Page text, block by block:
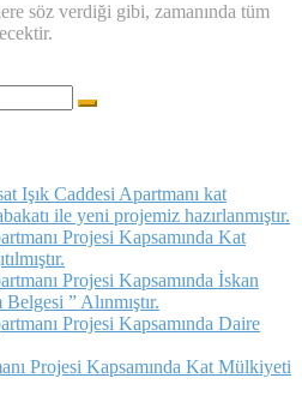
söz verdiği gibi, zamanında tüm
Işık Caddesi Apartmanı kat
ile yeni projemiz hazırlanmıştır.
Projesi Kapsamında Kat
Projesi Kapsamında İskan
” Alınmıştır.
Projesi Kapsamında Daire
Projesi Kapsamında Kat Mülkiyeti